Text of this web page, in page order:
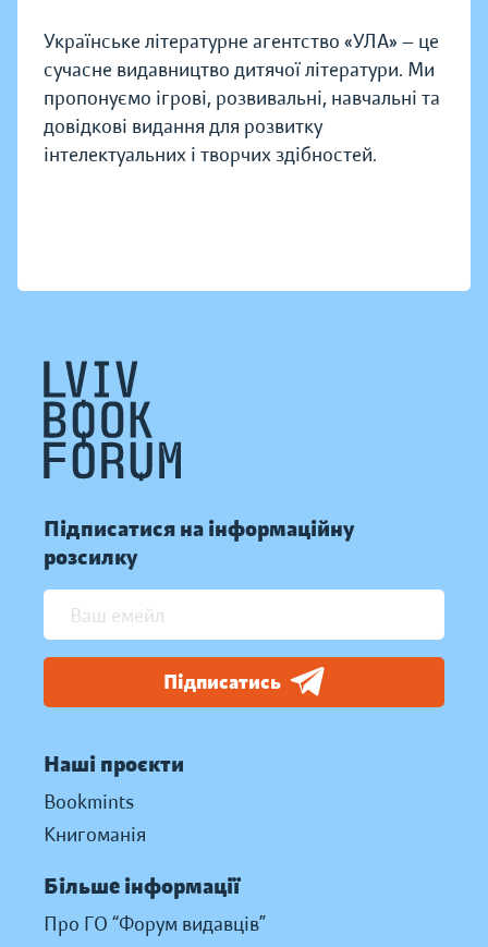
Українське літературне агентство «УЛА» — це
сучасне видавництво дитячої літератури. Ми
пропонуємо ігрові, розвивальні, навчальні та
довідкові видання для розвитку
інтелектуальних і творчих здібностей.
Підписатися на інформаційну
розсилку
Підписатись
Наші проєкти
Bookmints
Книгоманія
Більше інформації
Про ГО “Форум видавців”